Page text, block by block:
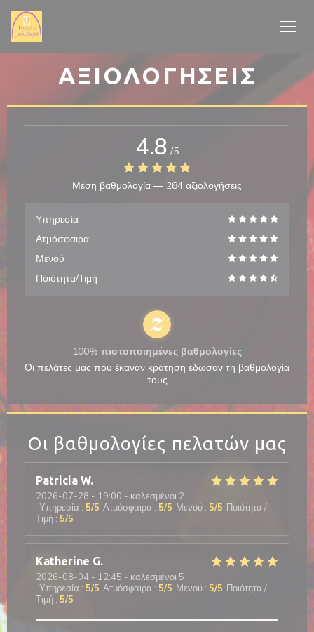
Πίνακας διαχείρισης "Μπισκότων" (Cookies)
ΑΞΙΟΛΟΓΉΣΕΙΣ
Οι βαθμολογίες πελατών μας
Patricia W
2026-07-28 - 19:00 - καλεσμένοι 2
Υπηρεσία : 5/5 Ατμόσφαιρα : 5/5 Μενού : 5/5 Ποιότητα /
Τιμή : 5/5
Katherine G
2026-08-04 - 12:45 - καλεσμένοι 5
Υπηρεσία : 5/5 Ατμόσφαιρα : 5/5 Μενού : 5/5 Ποιότητα /
Τιμή : 5/5
4.8 /5
Μέση βαθμολογία — 284 αξιολογήσεις
Υπηρεσία
Ατμόσφαιρα
Μενού
Ποιότητα/Τιμή
100% πιστοποιημένες βαθμολογίες
Οι πελάτες μας που έκαναν κράτηση έδωσαν τη βαθμολογία
τους